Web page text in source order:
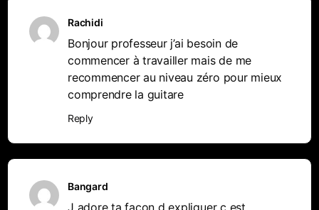
Rachidi
Bonjour professeur j’ai besoin de
commencer à travailler mais de me
recommencer au niveau zéro pour mieux
comprendre la guitare
Reply
Bangard
J adore ta façon d expliquer c est